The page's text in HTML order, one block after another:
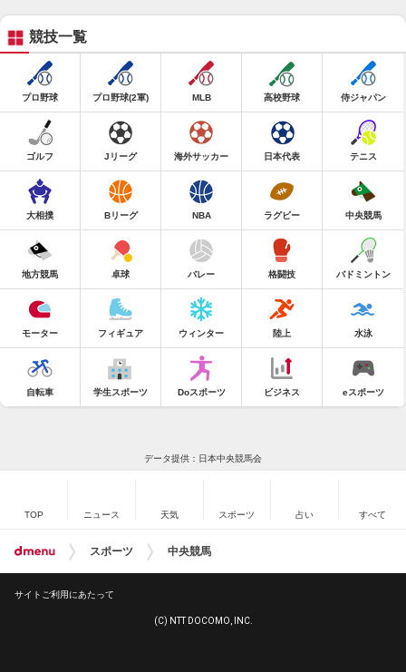
競技一覧
プロ野球 プロ野球(2軍) MLB 高校野球 侍ジャパン
ゴルフ Jリーグ 海外サッカー 日本代表 テニス
大相撲 Bリーグ NBA ラグビー 中央競馬
地方競馬 卓球 バレー 格闘技 バドミントン
モーター フィギュア ウィンター 陸上 水泳
自転車 学生スポーツ Doスポーツ ビジネス eスポーツ
データ提供：日本中央競馬会
TOP ニュース 天気 スポーツ 占い すべて
スポーツ 中央競馬
サイトご利用にあたって
(C) NTT DOCOMO, INC.